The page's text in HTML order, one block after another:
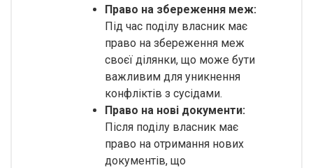
Право на збереження меж:
Під час поділу власник має
право на збереження меж
своєї ділянки, що може бути
важливим для уникнення
конфліктів з сусідами.
Право на нові документи:
Після поділу власник має
право на отримання нових
документів, що